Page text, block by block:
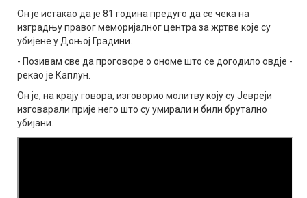
Он је истакао да је 81 година предуго да се чека на
изградњу правог меморијалног центра за жртве које су
убијене у Доњој Градини.
- Позивам све да проговоре о ономе што се догодило овдје -
рекао је Каплун.
Он је, на крају говора, изговорио молитву коју су Јевреји
изговарали прије него што су умирали и били брутално
убијани.